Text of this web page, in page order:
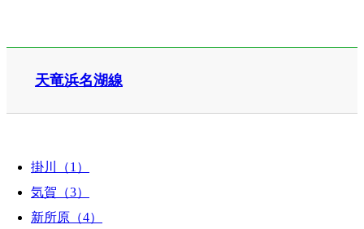
天竜浜名湖線
掛川（1）
気賀（3）
新所原（4）